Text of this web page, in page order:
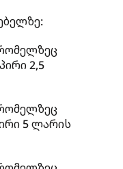
2,5
5 ლარის